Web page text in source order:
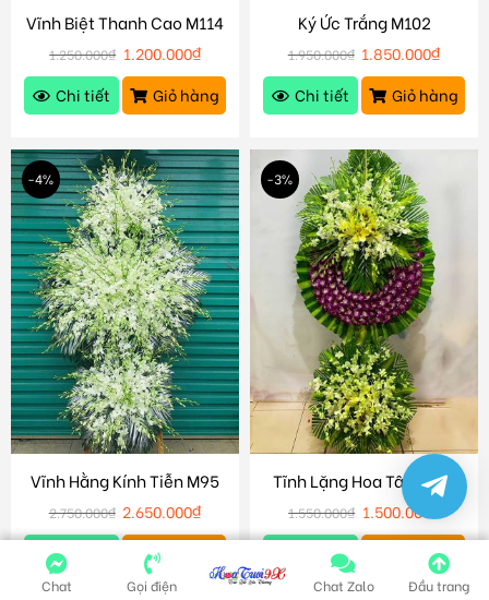
Vĩnh Biệt Thanh Cao M114
1.250.000₫ 1.200.000₫
Chi tiết
Giỏ hàng
Ký Ức Trắng M102
1.950.000₫ 1.850.000₫
Chi tiết
Giỏ hàng
-4%
Vĩnh Hằng Kính Tiễn M95
2.750.000₫ 2.650.000₫
Chi tiết
Giỏ hàng
-3%
Tĩnh Lặng Hoa Tâm M89
1.550.000₫ 1.500.000
Chi tiết
Giỏ hàng
Chat Gọi điện Chat Zalo Đầu trang